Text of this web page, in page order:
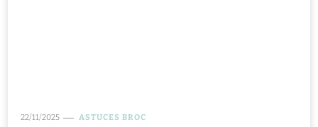
22/11/2025 ASTUCES BROC